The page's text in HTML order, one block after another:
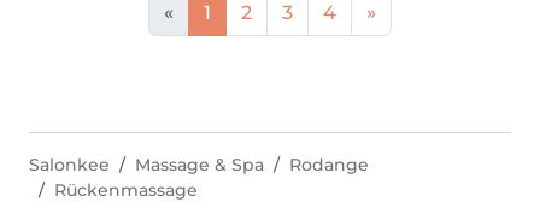
« 1 2 3 4 »
Salonkee Massage & Spa
Rodange
Rückenmassage